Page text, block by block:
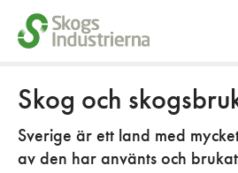
Skog och
Sverige är ett land med
av den har använts och